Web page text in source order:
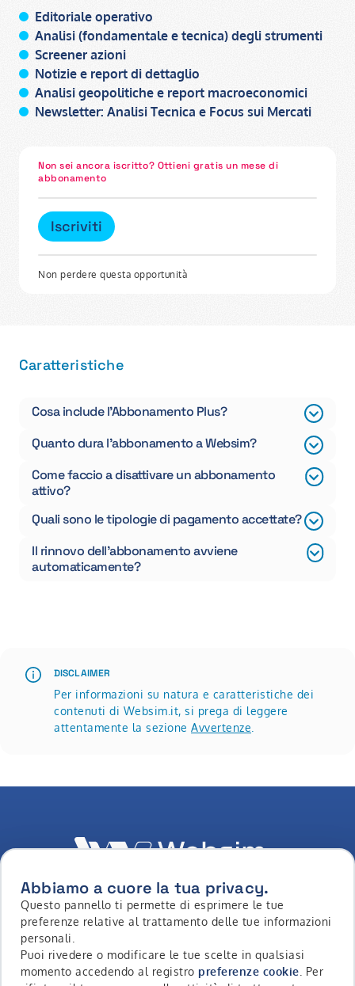
Editoriale operativo
Analisi (fondamentale e tecnica) degli strumenti
Screener azioni
Notizie e report di dettaglio
Analisi geopolitiche e report macroeconomici
Newsletter: Analisi Tecnica e Focus sui Mercati
Non sei ancora iscritto? Ottieni gratis un mese di
abbonamento
Iscriviti
Non perdere questa opportunità
Caratteristiche
Cosa include l'Abbonamento Plus?
Quanto dura l’abbonamento a Websim?
Come faccio a disattivare un abbonamento
attivo?
Quali sono le tipologie di pagamento accettate?
Il rinnovo dell’abbonamento avviene
automaticamente?
DISCLAIMER
Per informazioni su natura e caratteristiche dei
contenuti di Websim.it, si prega di leggere
attentamente la sezione Avvertenze
LinkedIn Youtube Whatsapp Facebook Instagram
Abbiamo a cuore la tua privacy.
Questo pannello ti permette di esprimere le tue
preferenze relative al trattamento delle tue informazioni
personali.
Puoi rivedere o modificare le tue scelte in qualsiasi
momento accedendo al registro preferenze cookie . Per